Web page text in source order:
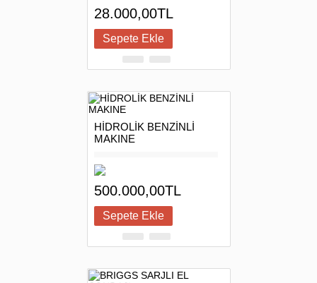
28.000,00TL
HİDROLİK BENZİNLİ
MAKINE
500.000,00TL